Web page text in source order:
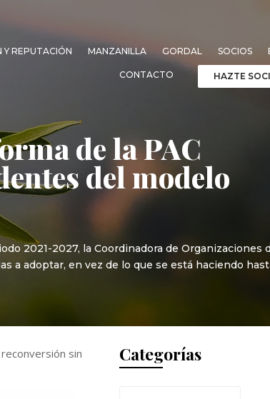
Y REPUTACIÓN MANZANILLA GORDAL SOCIOS
CONTACTO HAZTE
de la PAC
del modelo
2021-2027, la Coordinadora de Organizaciones
a adoptar, en vez de lo que se está haciendo
sin
Categorías